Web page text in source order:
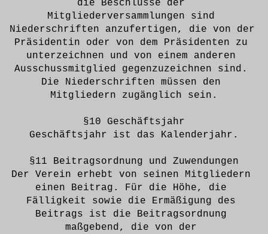
die Beschlüsse der
Mitgliederversammlungen sind
Niederschriften anzufertigen, die von der
Präsidentin oder von dem Präsidenten zu
unterzeichnen und von einem anderen
Ausschussmitglied gegenzuzeichnen sind.
Die Niederschriften müssen den
Mitgliedern zugänglich sein.
§10 Geschäftsjahr
Geschäftsjahr ist das Kalenderjahr.
§11 Beitragsordnung und Zuwendungen
Der Verein erhebt von seinen Mitgliedern
einen Beitrag. Für die Höhe, die
Fälligkeit sowie die Ermäßigung des
Beitrags ist die Beitragsordnung
maßgebend, die von der